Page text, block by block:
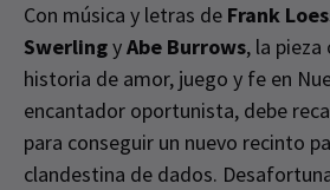
Con música y letras de Frank
SwerlingyAbe Burrows, la
historia de amor, juego y fe en
encantador oportunista, debe
para conseguir un nuevo recinto
clandestina de dados.